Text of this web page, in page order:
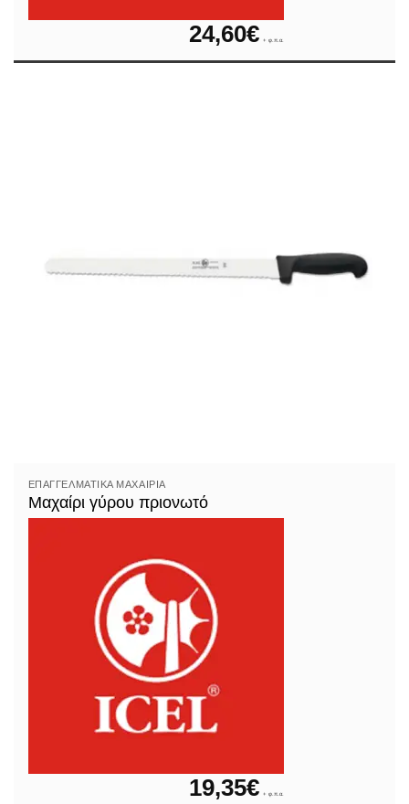
24,60€ + φ.π.α.
ΕΠΑΓΓΕΛΜΑΤΙΚΆ ΜΑΧΑΊΡΙΑ
Μαχαίρι γύρου πριονωτό
19,35€ + φ.π.α.